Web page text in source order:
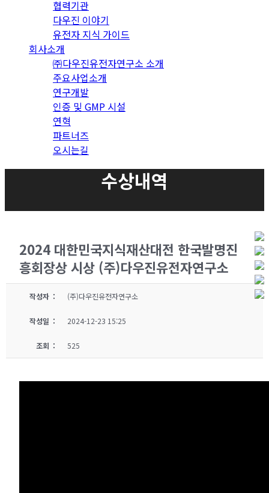
협력기관
다우진 이야기
유전자 지식 가이드
회사소개
㈜다우진유전자연구소 소개
주요사업소개
연구개발
인증 및 GMP 시설
연혁
파트너즈
오시는길
수상내역
2024 대한민국지식재산대전 한국발명진
흥회장상 시상 (주)다우진유전자연구소
작성자 : (주)다우진유전자연구소
작성일 : 2024-12-23 15:25
조회 : 525